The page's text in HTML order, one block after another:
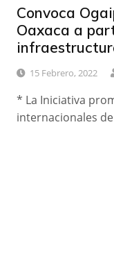
Convoca
Oaxaca a
15 Febrero, 2022
* La Iniciativa
internacionales